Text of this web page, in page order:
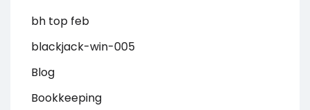
bh top feb
blackjack-win-005
Blog
Bookkeeping